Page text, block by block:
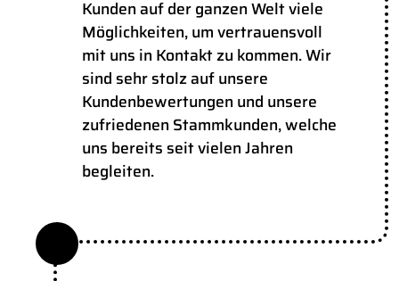
Kunden auf der ganzen Welt viele
Möglichkeiten, um vertrauensvoll
mit uns in Kontakt zu kommen. Wir
sind sehr stolz auf unsere
Kundenbewertungen und unsere
zufriedenen Stammkunden, welche
uns bereits seit vielen Jahren
begleiten.